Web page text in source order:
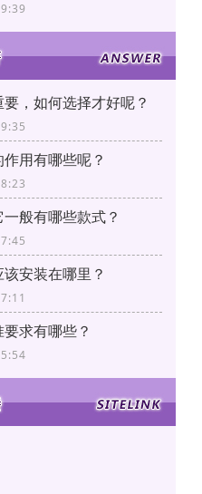
，如何选择才好呢？
用有哪些呢？
般有哪些款式？
安装在哪里？
求有哪些？